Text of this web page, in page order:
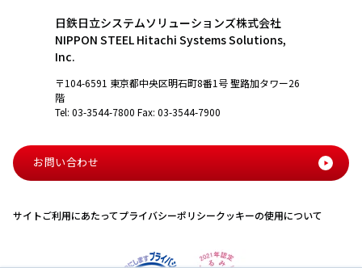
日鉄日立システムソリューションズ株式会社
NIPPON STEEL Hitachi Systems Solutions,
Inc.
〒104-6591 東京都中央区明石町8番1号 聖路加タワー26
階
Tel: 03-3544-7800 Fax: 03-3544-7900
お問い合わせ
サイトご利用にあたってプライバシーポリシークッキーの使用について